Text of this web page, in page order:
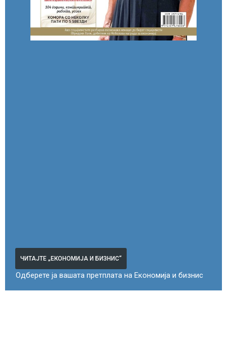
ЧИТАЈТЕ „ЕКОНОМИЈА И БИЗНИС“
Одберете ја вашата претплата на Економија и бизнис